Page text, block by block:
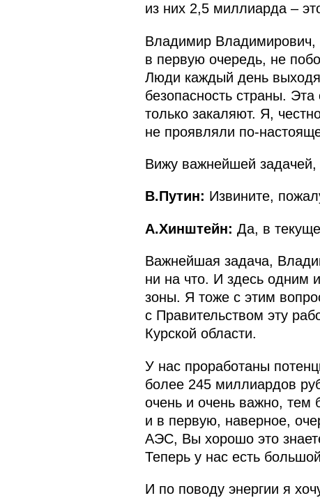
из них 2,5 миллиарда –
Владимир Владимирович,
в первую очередь, не
Люди каждый день
безопасность страны.
только закаляют. Я,
не проявляли по-
Вижу важнейшей
В.Путин: Извините,
А.Хинштейн: Да, в
Важнейшая задача,
ни на что. И здесь одним
зоны. Я тоже с этим
с Правительством эту
Курской области.
У нас проработаны
более 245 миллиардов
очень и очень важно, тем
и в первую, наверное,
АЭС, Вы хорошо это
Теперь у нас есть
И по поводу энергии я